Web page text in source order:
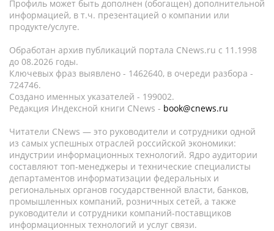
Профиль может быть дополнен (обогащен) дополнительной
информацией, в т.ч. презентацией о компании или
продукте/услуге.
Обработан архив публикаций портала CNews.ru c 11.1998
до 08.2026 годы.
Ключевых фраз выявлено - 1462640, в очереди разбора -
724746.
Создано именных указателей - 199002.
Редакция Индексной книги CNews - book@cnews.ru
Читатели CNews — это руководители и сотрудники одной
из самых успешных отраслей российской экономики:
индустрии информационных технологий. Ядро аудитории
составляют топ-менеджеры и технические специалисты
департаментов информатизации федеральных и
региональных органов государственной власти, банков,
промышленных компаний, розничных сетей, а также
руководители и сотрудники компаний-поставщиков
информационных технологий и услуг связи.